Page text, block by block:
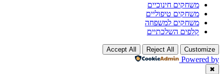
משחקים חינוכיים
משחקים טיפוליים
משחקים למשפחה
קלפים השלכתיים
Customize
Reject All
Accept All
Powered by
✖